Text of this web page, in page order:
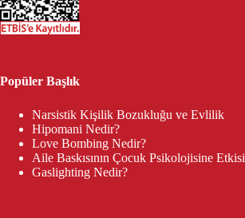
Popüler Başlık
Narsistik Kişilik Bozukluğu ve Evlilik
Hipomani Nedir?
Love Bombing Nedir?
Aile Baskısının Çocuk Psikolojisine Etkisi
Gaslighting Nedir?